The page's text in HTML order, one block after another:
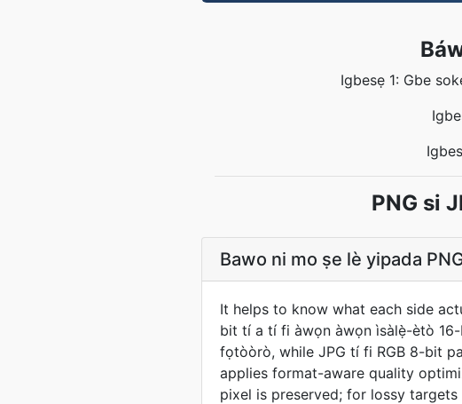
Igbesẹ 1: Gbe
PNG si
Bawo ni mo ṣe lè yipada
It helps to know what each side
bit tí a tí fi àwọn àwọn ìsàlẹ̀-ètò
fọtòòrò, while JPG tí fi RGB 8-bit
applies format-aware quality
pixel is preserved; for lossy